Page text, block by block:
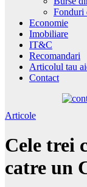
Fonduri
Economie
Imobiliare
IT&C
Recomandari
Articolul tau
Contact
Articole
Cele trei
catre un